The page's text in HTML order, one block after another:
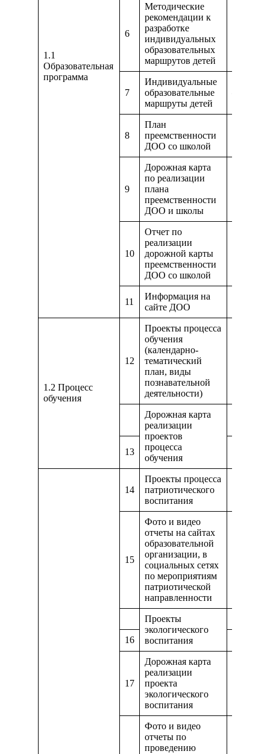
1.1
Образовательная
программа
6
Методические
рекомендации к
разработке
индивидуальных
образовательных
маршрутов детей
7
Индивидуальные
образовательные
маршруты детей
8
План
преемственности
ДОО со школой
9
Дорожная карта
по реализации
плана
преемственности
ДОО и школы
10
Отчет по
реализации
дорожной карты
преемственности
ДОО со школой
11
Информация на
сайте ДОО
1.2 Процесс
обучения
12
Проекты процесса
обучения
(календарно-
тематический
план, виды
познавательной
деятельности)
Дорожная карта
реализации
проектов
процесса
обучения
13
14
Проекты процесса
патриотического
воспитания
15
Фото и видео
отчеты на сайтах
образовательной
организации, в
социальных сетях
по мероприятиям
патриотической
направленности
Проекты
экологического
воспитания
16
17
Дорожная карта
реализации
проекта
экологического
воспитания
Фото и видео
отчеты по
проведению